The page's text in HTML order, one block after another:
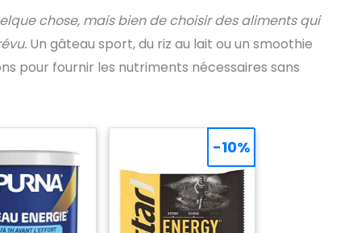
les fonctions
sain de
- Made in
Germany
chose, mais bien de choisir des aliments qui
Un gâteau sport, du riz au lait ou un smoothie
pour fournir les nutriments nécessaires sans
-10%